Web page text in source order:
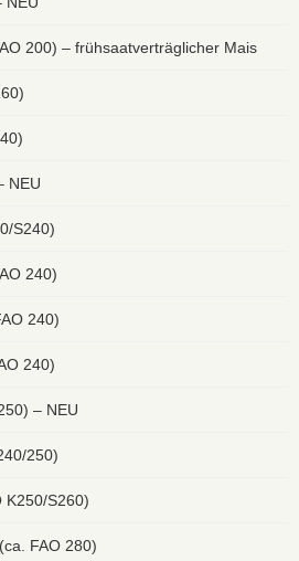
200) – frühsaatverträglicher Mais
NEU
S240)
240)
240)
240)
– NEU
250)
K250/S260)
FAO 280)